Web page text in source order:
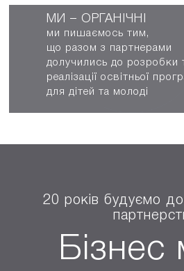
МИ – ОРГАНІЧНІ
ми пишаємось тим,
що разом з партнерами
долучились до розробки та
реалізації освітньої
для дітей та молоді
20 років будуємо
Бізнес